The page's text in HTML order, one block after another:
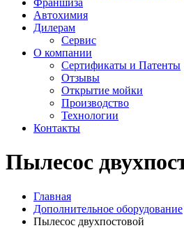
Франшиза
Автохимия
Дилерам
Сервис
О компании
Сертификаты и Патенты
Отзывы
Открытие мойки
Производство
Технологии
Контакты
Пылесос
Главная
Дополнительное оборудование
Пылесос двухпостовой